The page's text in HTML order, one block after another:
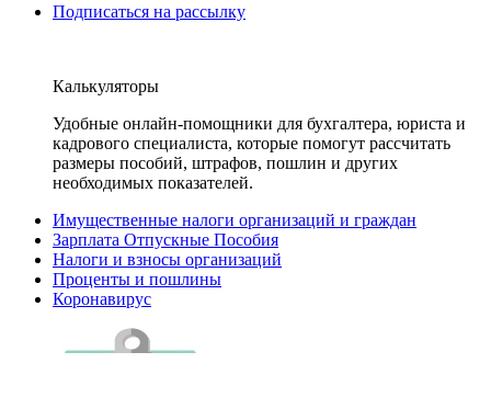
Подписаться на рассылку
Калькуляторы
Удобные онлайн-помощники для бухгалтера, юриста и
кадрового специалиста, которые помогут рассчитать
размеры пособий, штрафов, пошлин и других
необходимых показателей.
Имущественные налоги организаций и граждан
Зарплата Отпускные Пособия
Налоги и взносы организаций
Проценты и пошлины
Коронавирус